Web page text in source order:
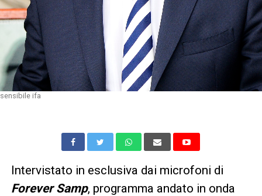
sensibile ifa
Intervistato in esclusiva dai microfoni di
Forever Samp, programma andato in onda